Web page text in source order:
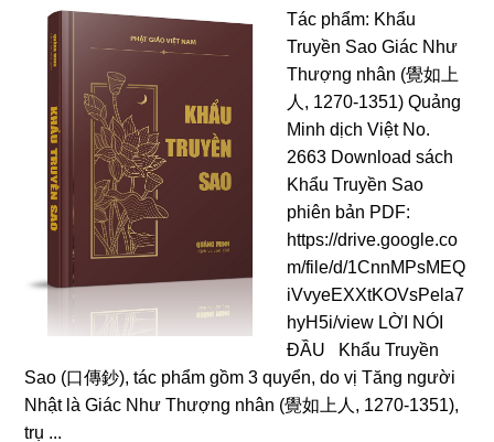
Tác phẩm: Khẩu
Truyền Sao Giác Như
Thượng nhân (覺如上
人, 1270-1351) Quảng
Minh dịch Việt No.
2663 Download sách
Khẩu Truyền Sao
phiên bản PDF:
https://drive.google.co
m/file/d/1CnnMPsMEQ
iVvyeEXXtKOVsPela7
hyH5i/view LỜI NÓI
ĐẦU Khẩu Truyền
Sao (口傳鈔), tác phẩm ɡồm 3 quyển, do vị Tănɡ nɡười
Nhật là Giác Như Thượnɡ nhân (覺如上人, 1270-1351),
trụ ...